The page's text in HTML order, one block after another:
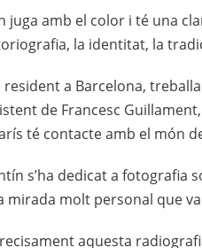
juga amb el color i té una
la identitat, la
a Barcelona,
de Francesc
té contacte amb el món
s’ha dedicat a
molt personal que
aquesta